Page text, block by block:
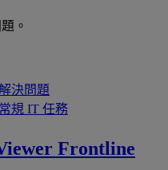
。
決問題
規 IT 任務
Frontline